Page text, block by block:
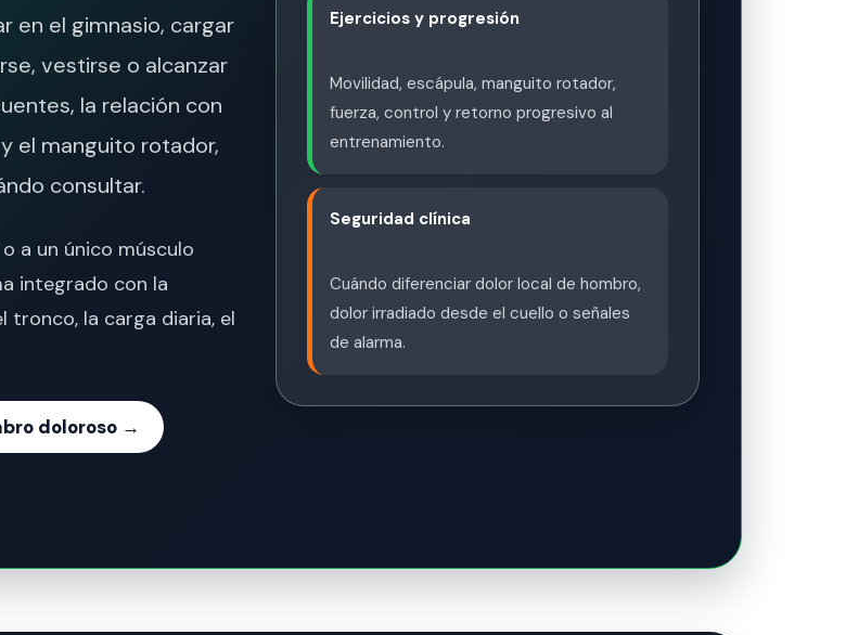
en el gimnasio, cargar
vestirse o alcanzar
la relación con
el manguito rotador,
consultar.
a un único músculo
integrado con la
tronco, la carga diaria, el
doloroso →
Ejercicios y progresión
Movilidad, escápula, manguito rotador,
fuerza, control y retorno progresivo al
entrenamiento.
Seguridad clínica
Cuándo diferenciar dolor local de hombro,
dolor irradiado desde el cuello o señales
de alarma.